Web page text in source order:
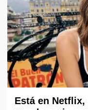
Está en